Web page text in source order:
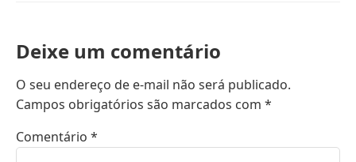
Deixe um comentário
O seu endereço de e-mail não será publicado.
Campos obrigatórios são marcados com *
Comentário *